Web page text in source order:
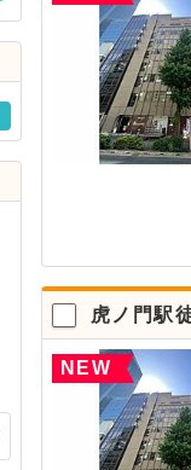
虎ノ門駅
NEW